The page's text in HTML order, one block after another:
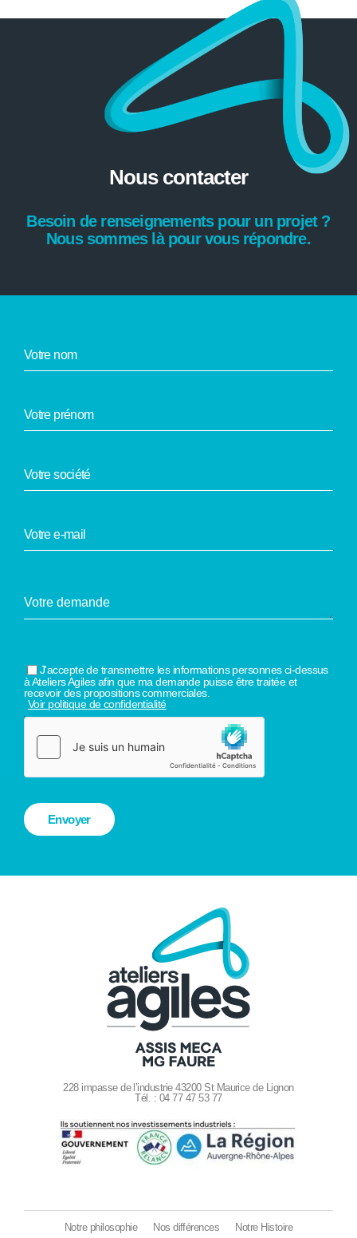
Nous contacter
Besoin de renseignements pour un projet ?
Nous sommes là pour vous répondre.
J'accepte de transmettre les informations personnes ci-dessus
à Ateliers Agiles afin que ma demande puisse être traitée et
recevoir des propositions commerciales.
Voir politique de confidentialité
228 impasse de l’industrie 43200 St Maurice de Lignon
Tél. : 04 77 47 53 77
Notre philosophie Nos différences Notre Histoire